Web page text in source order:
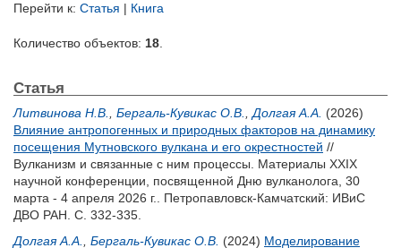
Перейти к: Статья | Книга
Количество объектов: 18
Статья
Литвинова Н.В. Бергаль-Кувикас О.В. Долгая А.А. (2026)
Влияние антропогенных и природных факторов на динамику
посещения Мутновского вулкана и его окрестностей //
Вулканизм и связанные с ним процессы. Материалы XXIX
научной конференции, посвященной Дню вулканолога, 30
марта - 4 апреля 2026 г.. Петропавловск-Камчатский: ИВиС
ДВО РАН. С. 332-335.
Долгая А.А.
Бергаль-Кувикас О.В. (2024) Моделирование